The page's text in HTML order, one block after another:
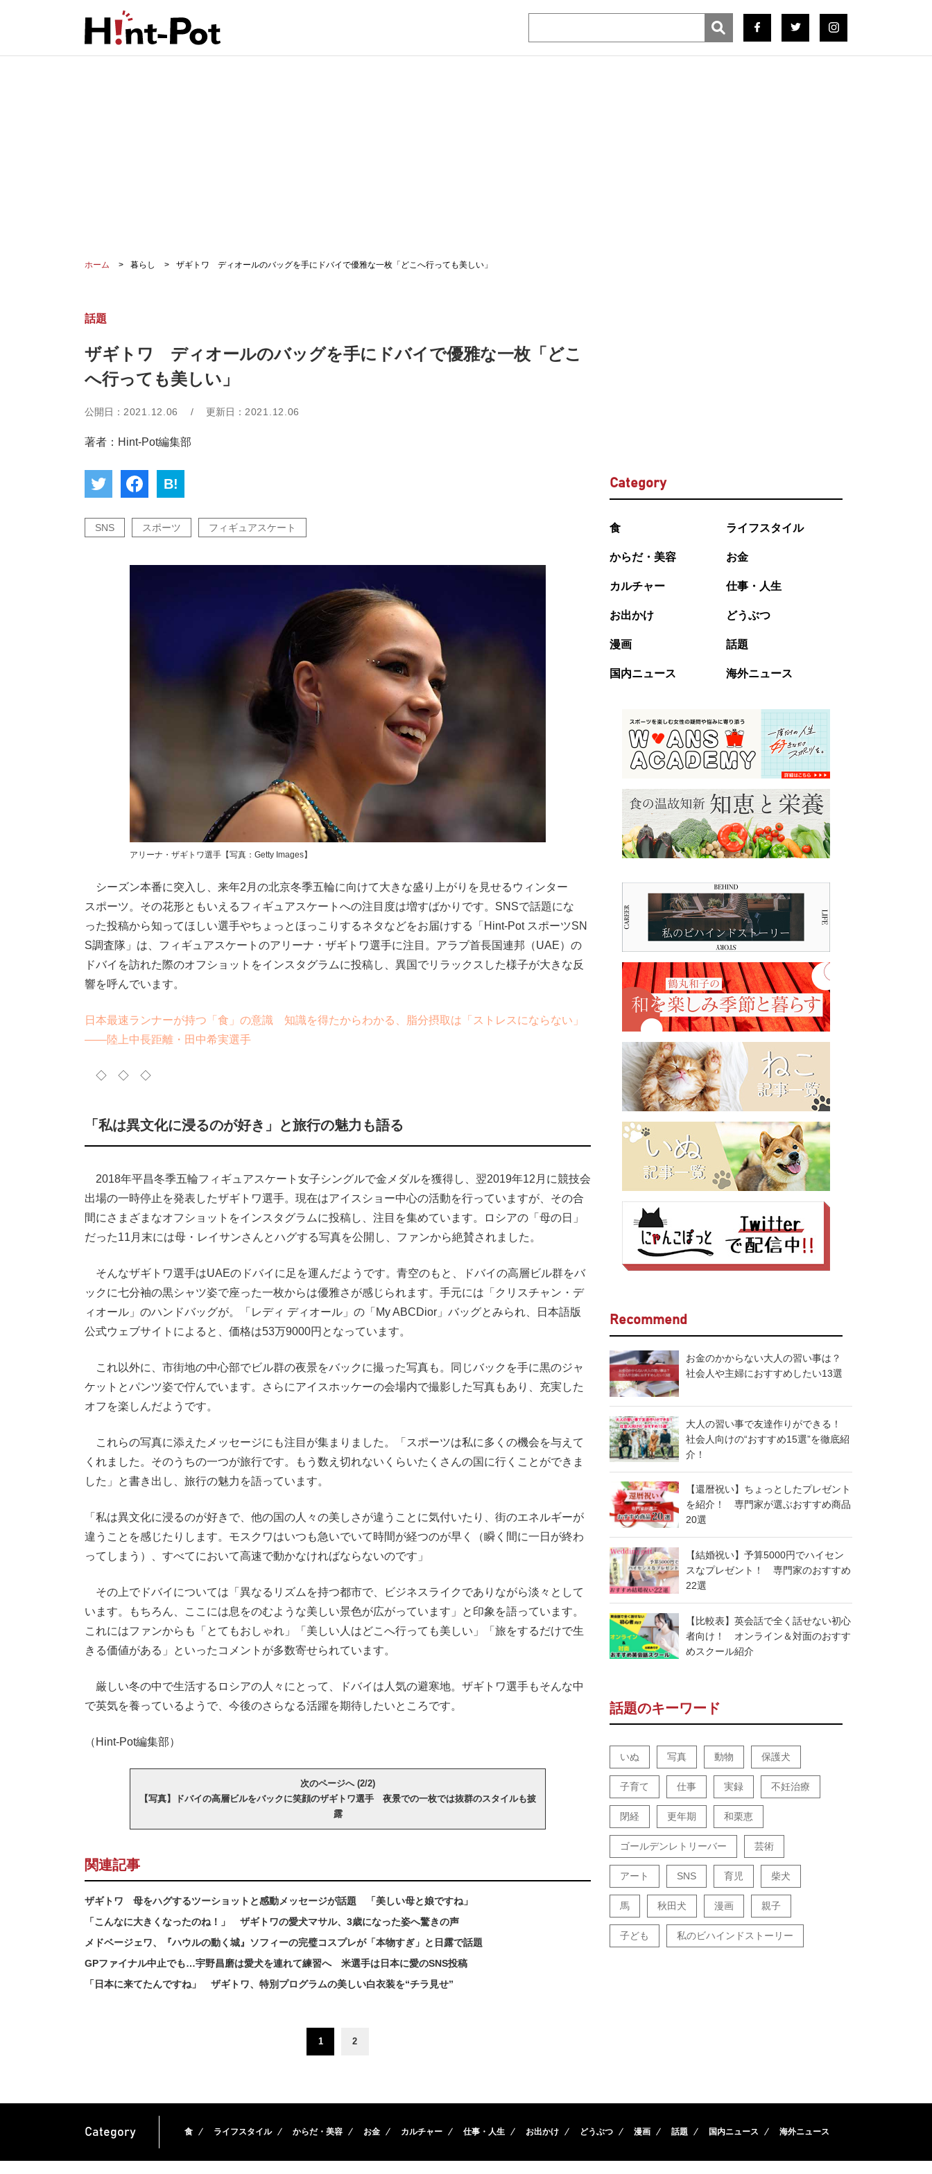
ホーム 暮らし ザギトワ ディオールのバッグを手にドバイで優雅な一枚「どこへ行っても美しい」
話題
ザギトワ ディオールのバッグを手にドバイで優雅な一枚「どこ
へ行っても美しい」
公開日： 2021.12.06 / 更新日： 2021.12.06
著者：Hint-Pot編集部
B!
SNS スポーツ フィギュアスケート
アリーナ・ザギトワ選手【写真：Getty Images】
シーズン本番に突入し、来年2月の北京冬季五輪に向けて大きな盛り上がりを見せるウィンター
スポーツ。その花形ともいえるフィギュアスケートへの注目度は増すばかりです。SNSで話題にな
った投稿から知ってほしい選手やちょっとほっこりするネタなどをお届けする「Hint-Pot スポーツSN
S調査隊」は、フィギュアスケートのアリーナ・ザギトワ選手に注目。アラブ首長国連邦（UAE）の
ドバイを訪れた際のオフショットをインスタグラムに投稿し、異国でリラックスした様子が大きな反
響を呼んでいます。
日本最速ランナーが持つ「食」の意識 知識を得たからわかる、脂分摂取は「ストレスにならない」
――陸上中長距離・田中希実選手
◇ ◇ ◇
「私は異文化に浸るのが好き」と旅行の魅力も語る
2018年平昌冬季五輪フィギュアスケート女子シングルで金メダルを獲得し、翌2019年12月に競技会
出場の一時停止を発表したザギトワ選手。現在はアイスショー中心の活動を行っていますが、その合
間にさまざまなオフショットをインスタグラムに投稿し、注目を集めています。ロシアの「母の日」
だった11月末には母・レイサンさんとハグする写真を公開し、ファンから絶賛されました。
そんなザギトワ選手はUAEのドバイに足を運んだようです。青空のもと、ドバイの高層ビル群をバ
ックに七分袖の黒シャツ姿で座った一枚からは優雅さが感じられます。手元には「クリスチャン・デ
ィオール」のハンドバッグが。「レディ ディオール」の「My ABCDior」バッグとみられ、日本語版
公式ウェブサイトによると、価格は53万9000円となっています。
これ以外に、市街地の中心部でビル群の夜景をバックに撮った写真も。同じバックを手に黒のジャ
ケットとパンツ姿で佇んでいます。さらにアイスホッケーの会場内で撮影した写真もあり、充実した
オフを楽しんだようです。
これらの写真に添えたメッセージにも注目が集まりました。「スポーツは私に多くの機会を与えて
くれました。そのうちの一つが旅行です。もう数え切れないくらいたくさんの国に行くことができま
した」と書き出し、旅行の魅力を語っています。
「私は異文化に浸るのが好きで、他の国の人々の美しさが違うことに気付いたり、街のエネルギーが
違うことを感じたりします。モスクワはいつも急いでいて時間が経つのが早く（瞬く間に一日が終わ
ってしまう）、すべてにおいて高速で動かなければならないのです」
その上でドバイについては「異なるリズムを持つ都市で、ビジネスライクでありながら淡々として
います。もちろん、ここには息をのむような美しい景色が広がっています」と印象を語っています。
これにはファンからも「とてもおしゃれ」「美しい人はどこへ行っても美しい」「旅をするだけで生
きる価値がある」といったコメントが多数寄せられています。
厳しい冬の中で生活するロシアの人々にとって、ドバイは人気の避寒地。ザギトワ選手もそんな中
で英気を養っているようで、今後のさらなる活躍を期待したいところです。
（Hint-Pot編集部）
次のページへ (2/2)
【写真】ドバイの高層ビルをバックに笑顔のザギトワ選手 夜景での一枚では抜群のスタイルも披
露
関連記事
ザギトワ 母をハグするツーショットと感動メッセージが話題 「美しい母と娘ですね」
「こんなに大きくなったのね！」 ザギトワの愛犬マサル、3歳になった姿へ驚きの声
メドベージェワ、『ハウルの動く城』ソフィーの完璧コスプレが「本物すぎ」と日露で話題
GPファイナル中止でも…宇野昌磨は愛犬を連れて練習へ 米選手は日本に愛のSNS投稿
「日本に来てたんですね」 ザギトワ、特別プログラムの美しい白衣装を“チラ見せ”
1 2
Category
食 ライフスタイル
からだ・美容 お金
カルチャー 仕事・人生
お出かけ どうぶつ
漫画 話題
国内ニュース 海外ニュース
Recommend
お金のかからない大人の習い事は？
社会人や主婦におすすめしたい13選
大人の習い事で友達作りができる！
社会人向けの“おすすめ15選”を徹底紹
介！
【還暦祝い】ちょっとしたプレゼント
を紹介！ 専門家が選ぶおすすめ商品
20選
【結婚祝い】予算5000円でハイセン
スなプレゼント！ 専門家のおすすめ
22選
【比較表】英会話で全く話せない初心
者向け！ オンライン＆対面のおすす
めスクール紹介
話題のキーワード
いぬ 写真 動物 保護犬
子育て 仕事 実録 不妊治療
閉経 更年期 和栗恵
ゴールデンレトリーバー 芸術
アート SNS 育児 柴犬
馬 秋田犬 漫画 親子
子ども 私のビハインドストーリー
Category 食 ライフスタイル からだ・美容 お金 カルチャー 仕事・人生 お出かけ どうぶつ 漫画 話題 国内ニュース 海外ニュース